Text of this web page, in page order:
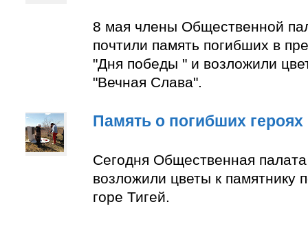
8 мая члены Общественной
почтили память погибших в
"Дня победы " и возложили
"Вечная Слава".
Память о погибших героях
Сегодня Общественная
возложили цветы к памятнику
горе Тигей.